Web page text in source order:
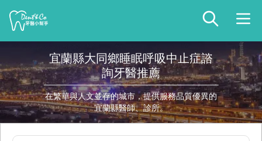
宜蘭縣大同鄉睡眠呼吸中止症諮
詢牙醫推薦
在繁華與人文並存的城市，提供服務品質優異的
宜蘭縣醫師、診所。